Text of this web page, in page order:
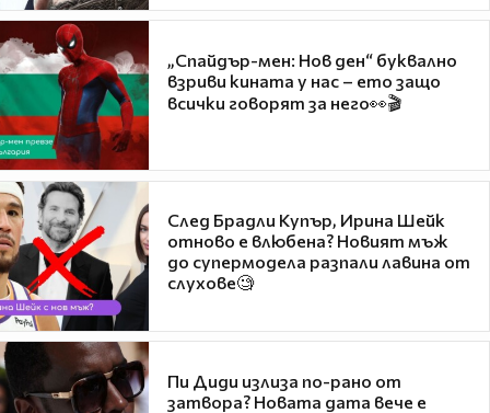
„Спайдър-мен: Нов ден“ буквално
взриви кината у нас – ето защо
всички говорят за него👀🎬
След Брадли Купър, Ирина Шейк
отново е влюбена? Новият мъж
до супермодела разпали лавина от
слухове🧐
Пи Диди излиза по-рано от
затвора? Новата дата вече е